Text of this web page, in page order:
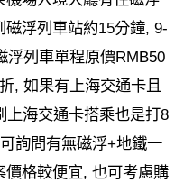
浮列車站約15分鐘, 9-
浮列車單程原價RMB50
, 如果有上海交通卡且
上海交通卡搭乘也是打8
詢問有無磁浮+地鐵一
價格較便宜, 也可考慮購